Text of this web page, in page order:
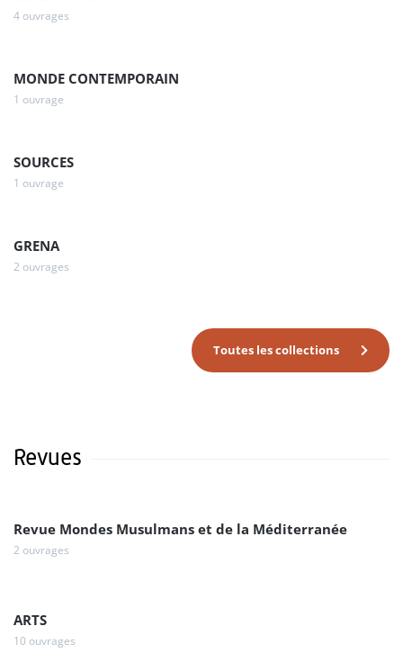
4 ouvrages
MONDE CONTEMPORAIN
1 ouvrage
SOURCES
1 ouvrage
GRENA
2 ouvrages
Toutes les collections
Revues
Revue Mondes Musulmans et de la Méditerranée
2 ouvrages
ARTS
10 ouvrages